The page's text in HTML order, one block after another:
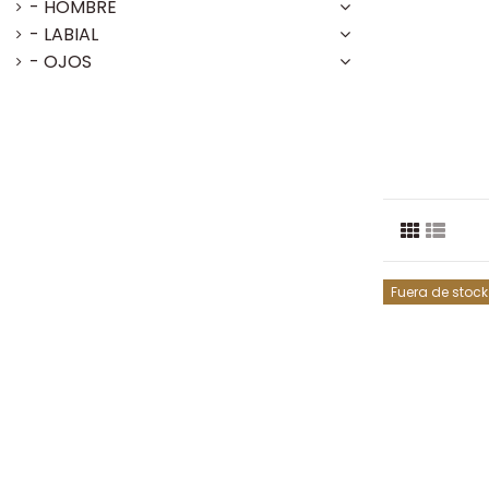
Fuera de stock
- HOMBRE
- LABIAL
- OJOS